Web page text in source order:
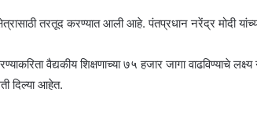
तरतूद करण्यात आली आहे. पंतप्रधान नरेंद्र मोदी
वैद्यकीय शिक्षणाच्या ७५ हजार जागा वाढविण्याचे
दिल्या आहेत.